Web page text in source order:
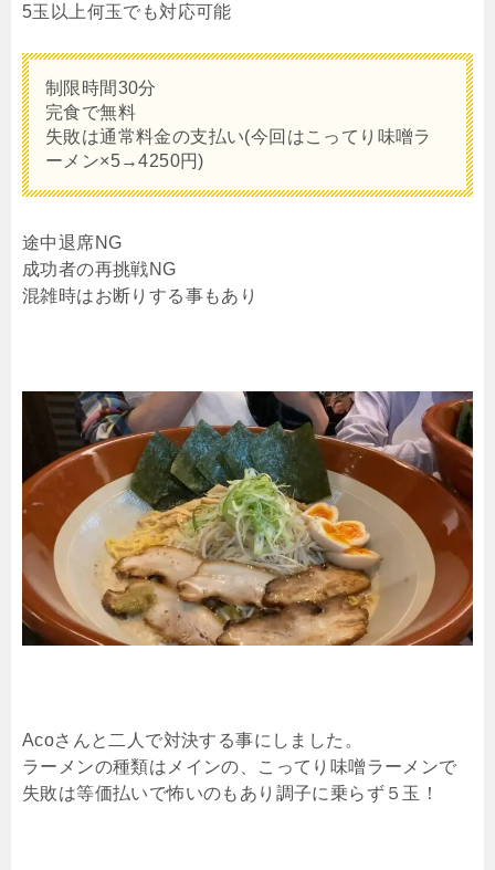
5玉以上何玉でも対応可能
制限時間30分
完食で無料
失敗は通常料金の支払い(今回はこってり味噌ラ
ーメン×5→4250円)
途中退席NG
成功者の再挑戦NG
混雑時はお断りする事もあり
Acoさんと二人で対決する事にしました。
ラーメンの種類はメインの、こってり味噌ラーメンで
失敗は等価払いで怖いのもあり調子に乗らず５玉！